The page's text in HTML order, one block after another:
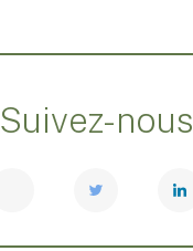
Suivez-nous